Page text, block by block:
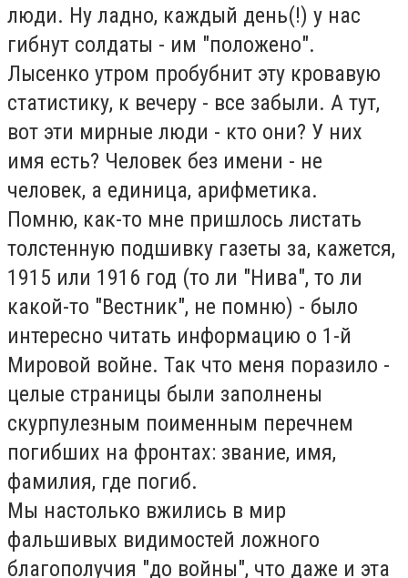
люди. Ну ладно, каждый день(!) у нас
гибнут солдаты - им "положено".
Лысенко утром пробубнит эту кровавую
статистику, к вечеру - все забыли. А тут,
вот эти мирные люди - кто они? У них
имя есть? Человек без имени - не
человек, а единица, арифметика.
Помню, как-то мне пришлось листать
толстенную подшивку газеты за, кажется,
1915 или 1916 год (то ли "Нива", то ли
какой-то "Вестник", не помню) - было
интересно читать информацию о 1-й
Мировой войне. Так что меня поразило -
целые страницы были заполнены
скурпулезным поименным перечнем
погибших на фронтах: звание, имя,
фамилия, где погиб.
Мы настолько вжились в мир
фальшивых видимостей ложного
благополучия "до войны", что даже и эта